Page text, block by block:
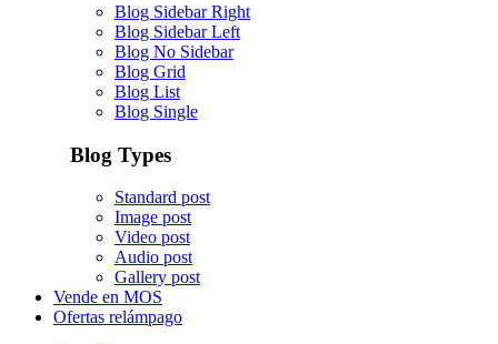
Blog Sidebar Right
Blog Sidebar Left
Blog No Sidebar
Blog Grid
Blog List
Blog Single
Blog Types
Standard post
Image post
Video post
Audio post
Gallery post
Vende en MOS
Ofertas relámpago